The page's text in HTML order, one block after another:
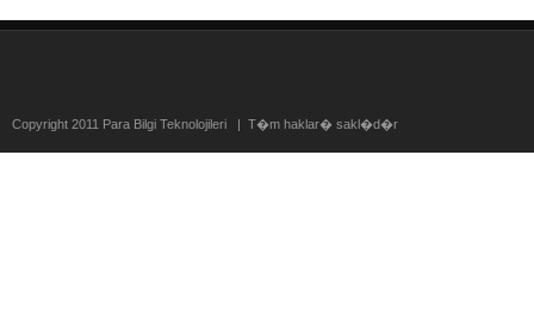
Copyright 2011 Para Bilgi Teknolojileri | T�m haklar� sakl�d�r